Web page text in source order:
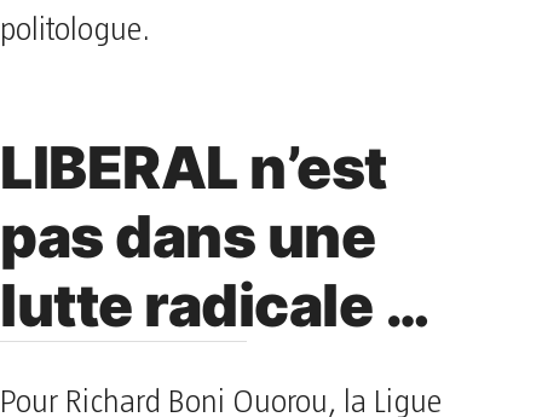
politologue.
LIBERAL n’est
pas dans une
lutte radicale …
Pour Richard Boni Ouorou, la Ligue